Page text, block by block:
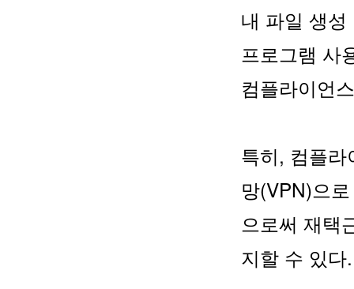
내 파일 생
프로그램 사
컴플라이언
특히, 컴플
망(VPN)으
으로써 재택
지할 수 있다.